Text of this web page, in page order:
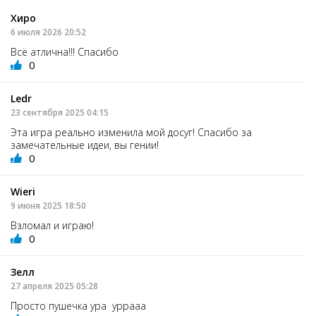
Хиро
6 июля 2026 20:52
Всё атлична!!! Спасибо
0
Ledr
23 сентября 2025 04:15
Эта игра реально изменила мой досуг! Спасибо за
замечательные идеи, вы гении!
0
Wieri
9 июня 2025 18:50
Взломал и играю!
0
Зелл
27 апреля 2025 05:28
Просто пушечка ура уррааа